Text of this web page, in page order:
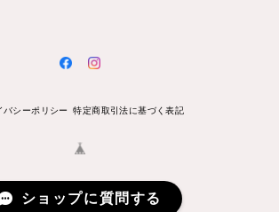
バシーポリシー 特定商取引法に基づく表記
ショップに質問する